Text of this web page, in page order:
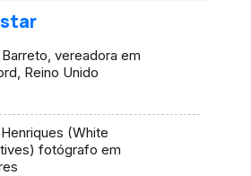
vereadora em
Reino Unido
(White
fotógrafo em